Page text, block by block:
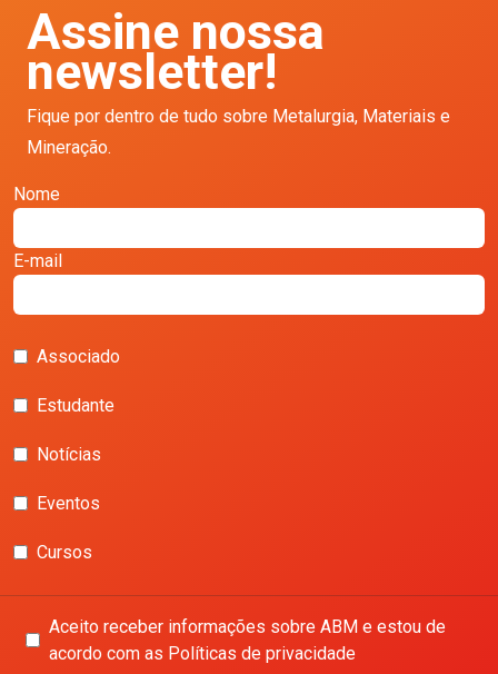
Assine nossa
newsletter!
Fique por dentro de tudo sobre Metalurgia, Materiais e
Mineração.
Nome
E-mail
Associado
Estudante
Notícias
Eventos
Cursos
Aceito receber informações sobre ABM e estou de
acordo com as Políticas de privacidade